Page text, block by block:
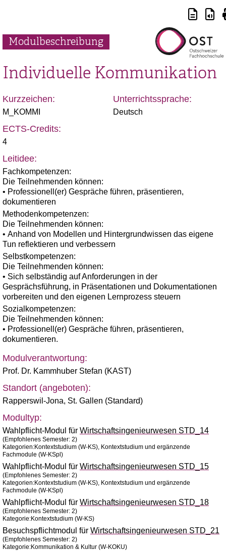
Modulbeschreibung
Individuelle Kommunikation
Kurzzeichen:
M_KOMMI
Unterrichtssprache:
Deutsch
ECTS-Credits:
4
Leitidee:
Fachkompetenzen:
Die Teilnehmenden können:
• Professionell(er) Gespräche führen, präsentieren,
dokumentieren
Methodenkompetenzen:
Die Teilnehmenden können:
• Anhand von Modellen und Hintergrundwissen das eigene
Tun reflektieren und verbessern
Selbstkompetenzen:
Die Teilnehmenden können:
• Sich selbständig auf Anforderungen in der
Gesprächsführung, in Präsentationen und Dokumentationen
vorbereiten und den eigenen Lernprozess steuern
Sozialkompetenzen:
Die Teilnehmenden können:
• Professionell(er) Gespräche führen, präsentieren,
dokumentieren.
Modulverantwortung:
Prof. Dr. Kammhuber Stefan (KAST)
Standort (angeboten):
Rapperswil-Jona, St. Gallen (Standard)
Modultyp:
Wahlpflicht-Modul für Wirtschaftsingenieurwesen STD_14
(Empfohlenes Semester: 2)
Kategorien:Kontextstudium (W-KS), Kontextstudium und ergänzende
Fachmodule (W-KSpl)
Wahlpflicht-Modul für Wirtschaftsingenieurwesen STD_15
(Empfohlenes Semester: 2)
Kategorien:Kontextstudium (W-KS), Kontextstudium und ergänzende
Fachmodule (W-KSpl)
Wahlpflicht-Modul für Wirtschaftsingenieurwesen STD_18
(Empfohlenes Semester: 2)
Kategorie:Kontextstudium (W-KS)
Besuchspflichtmodul für Wirtschaftsingenieurwesen STD_21
(Empfohlenes Semester: 2)
Kategorie:Kommunikation & Kultur (W-KOKU)